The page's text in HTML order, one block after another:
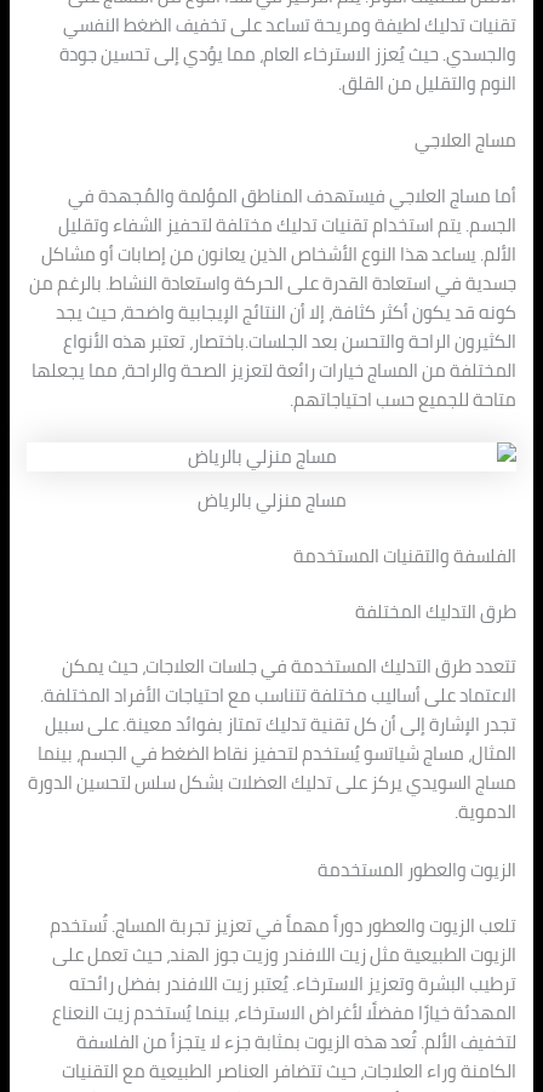
تقنيات تدليك لطيفة ومريحة تساعد على تخفيف الضغط النفسي
والجسدي. حيث يُعزز الاسترخاء العام، مما يؤدي إلى تحسين جودة
النوم والتقليل من القلق.
مساج العلاجي
أما مساج العلاجي فيستهدف المناطق المؤلمة والمُجهدة في
الجسم. يتم استخدام تقنيات تدليك مختلفة لتحفيز الشفاء وتقليل
الألم. يساعد هذا النوع الأشخاص الذين يعانون من إصابات أو مشاكل
جسدية في استعادة القدرة على الحركة واستعادة النشاط. بالرغم من
كونه قد يكون أكثر كثافة، إلا أن النتائج الإيجابية واضحة، حيث يجد
الكثيرون الراحة والتحسن بعد الجلسات.باختصار، تعتبر هذه الأنواع
المختلفة من المساج خيارات رائعة لتعزيز الصحة والراحة، مما يجعلها
متاحة للجميع حسب احتياجاتهم.
مساج منزلي بالرياض
الفلسفة والتقنيات المستخدمة
طرق التدليك المختلفة
تتعدد طرق التدليك المستخدمة في جلسات العلاجات، حيث يمكن
الاعتماد على أساليب مختلفة تتناسب مع احتياجات الأفراد المختلفة.
تجدر الإشارة إلى أن كل تقنية تدليك تمتاز بفوائد معينة. على سبيل
المثال، مساج شياتسو يُستخدم لتحفيز نقاط الضغط في الجسم، بينما
مساج السويدي يركز على تدليك العضلات بشكل سلس لتحسين الدورة
الدموية.
الزيوت والعطور المستخدمة
تلعب الزيوت والعطور دوراً مهماً في تعزيز تجربة المساج. تُستخدم
الزيوت الطبيعية مثل زيت اللافندر وزيت جوز الهند، حيث تعمل على
ترطيب البشرة وتعزيز الاسترخاء. يُعتبر زيت اللافندر بفضل رائحته
المهدئة خيارًا مفضلًا لأغراض الاسترخاء، بينما يُستخدم زيت النعناع
لتخفيف الألم. تُعد هذه الزيوت بمثابة جزء لا يتجزأ من الفلسفة
الكامنة وراء العلاجات، حيث تتضافر العناصر الطبيعية مع التقنيات